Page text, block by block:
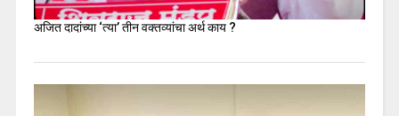
अजित दादांच्या ‘त्या’ तीन वक्तव्यांचा अर्थ काय ?